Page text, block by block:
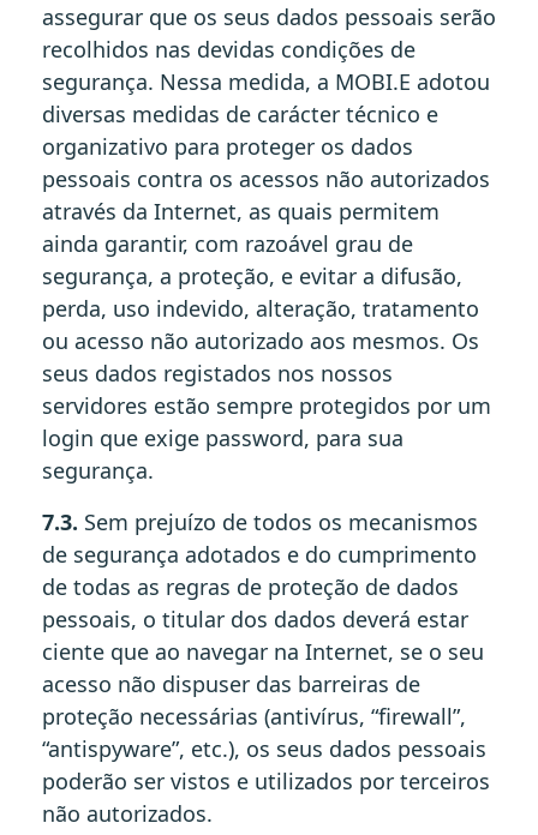
assegurar que os seus dados pessoais serão
recolhidos nas devidas condições de
segurança. Nessa medida, a MOBI.E adotou
diversas medidas de carácter técnico e
organizativo para proteger os dados
pessoais contra os acessos não autorizados
através da Internet, as quais permitem
ainda garantir, com razoável grau de
segurança, a proteção, e evitar a difusão,
perda, uso indevido, alteração, tratamento
ou acesso não autorizado aos mesmos. Os
seus dados registados nos nossos
servidores estão sempre protegidos por um
login que exige password, para sua
segurança.
7.3. Sem prejuízo de todos os mecanismos
de segurança adotados e do cumprimento
de todas as regras de proteção de dados
pessoais, o titular dos dados deverá estar
ciente que ao navegar na Internet, se o seu
acesso não dispuser das barreiras de
proteção necessárias (antivírus, “firewall”,
“antispyware”, etc.), os seus dados pessoais
poderão ser vistos e utilizados por terceiros
não autorizados.